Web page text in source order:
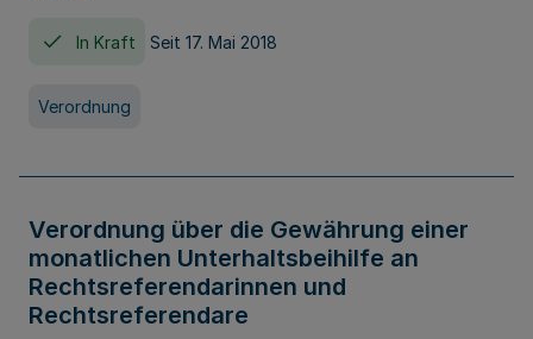
In Kraft Seit 17. Mai 2018
Verordnung
Verordnung über die Gewährung einer
monatlichen Unterhaltsbeihilfe an
Rechtsreferendarinnen und
Rechtsreferendare